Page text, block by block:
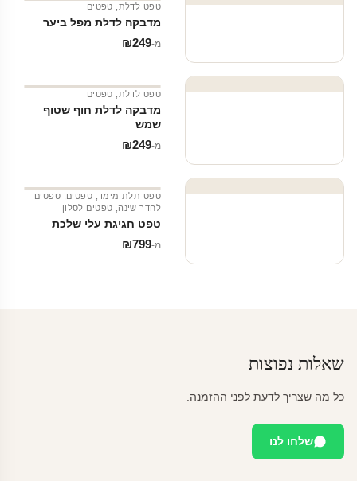
טפט לדלת טפטים
מדבקה לדלת מפל ביער
מ‑ ₪249
טפט לדלת טפטים
מדבקה לדלת חוף שטוף
שמש
מ‑ ₪249
טפט תלת מימד טפטים
טפטים
לחדר שינה
טפטים לסלון
טפט חגיגת עלי שלכת
מ‑ ₪799
שאלות נפוצות
כל מה שצריך לדעת לפני ההזמנה.
שלחו לנו